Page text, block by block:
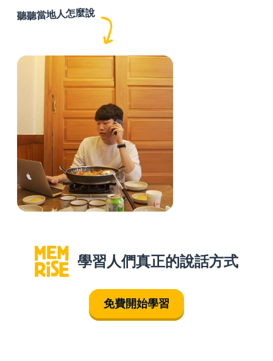
聽聽當地人怎麼說
學習人們真正的說話方式
免費開始學習